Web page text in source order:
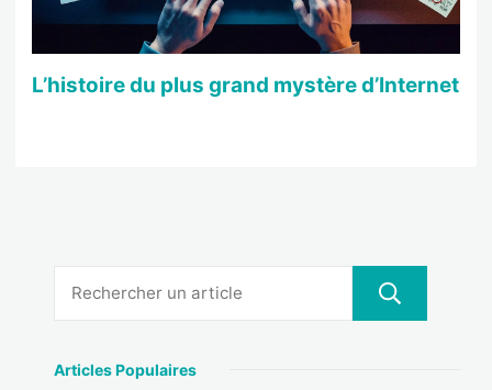
L’histoire du plus grand mystère d’Internet
Articles Populaires